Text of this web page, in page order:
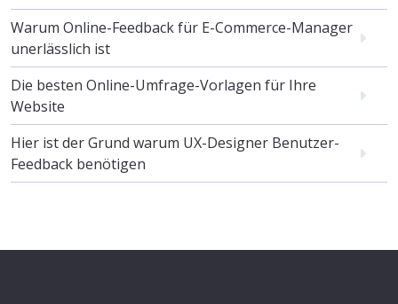
Warum Online-Feedback für E-Commerce-Manager
unerlässlich ist
Die besten Online-Umfrage-Vorlagen für Ihre
Website
Hier ist der Grund warum UX-Designer Benutzer-
Feedback benötigen